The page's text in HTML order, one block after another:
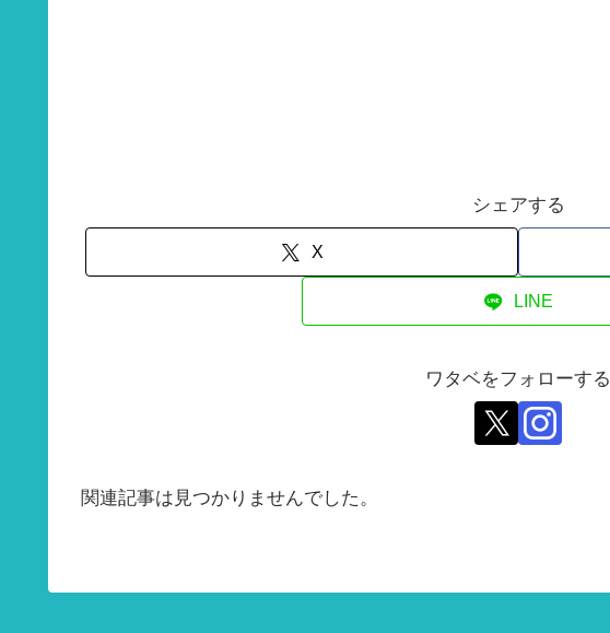
シェアする
X
LINE
ワタベをフォローする
関連記事は見つかりませんでした。